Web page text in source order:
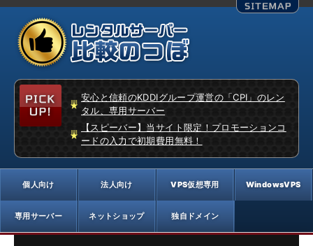
安心と信頼のKDDIグループ運営の「CPI」のレン
タル、専用サーバー
【スピーバー】当サイト限定！プロモーションコ
ードの入力で初期費用無料！